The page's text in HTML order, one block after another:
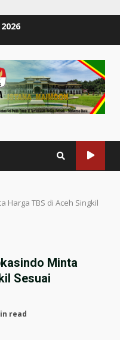
Harga TBS di Aceh Singkil
Minta
Sesuai
read